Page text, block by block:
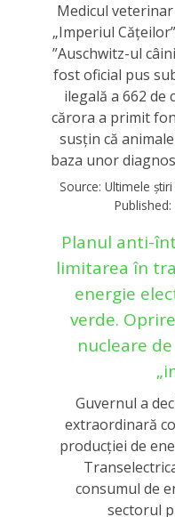
Medicul
„Imperiul
”Auschwitz-ul
fost oficial pus
ilegală a 662
cărora a primit
susțin că
baza unor
Source: Ultimele
Published:
Planul anti-
limitarea în
energie
verde.
nucleare
Guvernul a
extraordinară
producției de
consumul de
sectorul